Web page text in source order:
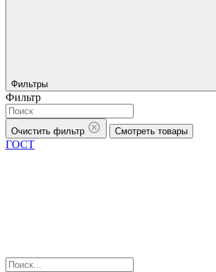
Фильтры
Фильтр
Очистить фильтр Смотреть товары
ГОСТ